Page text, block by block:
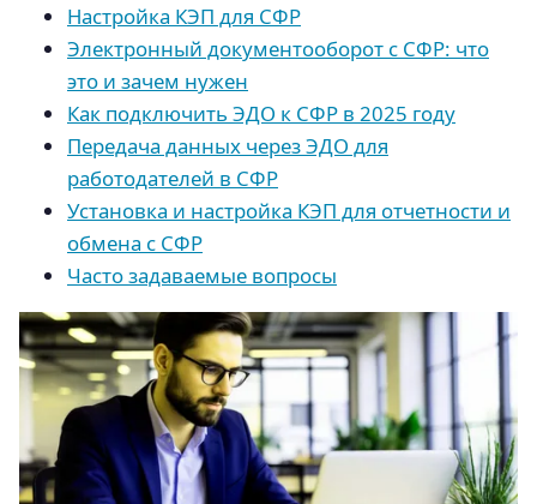
Настройка КЭП для СФР
Электронный документооборот с СФР: что
это и зачем нужен
Как подключить ЭДО к СФР в 2025 году
Передача данных через ЭДО для
работодателей в СФР
Установка и настройка КЭП для отчетности и
обмена с СФР
Часто задаваемые вопросы